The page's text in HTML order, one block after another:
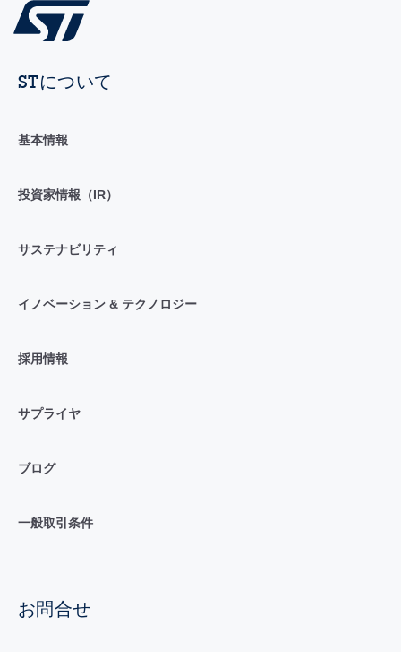
STについて
基本情報
投資家情報（IR）
サステナビリティ
イノベーション & テクノロジー
採用情報
サプライヤ
ブログ
一般取引条件
お問合せ